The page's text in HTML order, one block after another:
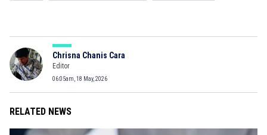
Chrisna Chanis Cara
Editor
06:05am, 18 May, 2026
RELATED NEWS